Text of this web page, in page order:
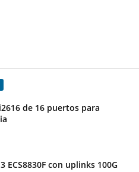
de 16 puertos para
ECS8830F con uplinks 100G